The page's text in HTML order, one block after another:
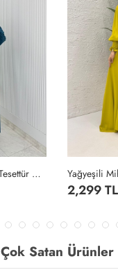
Petrol Nisa Elbise Tesettür Giyim Petrol Yeşili
2,299 TL
Çok Satan Ürünler